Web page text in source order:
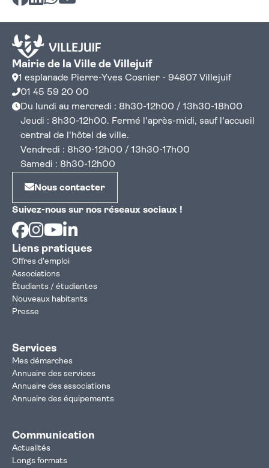
Mairie de la Ville de Villejuif
1 esplanade Pierre-Yves Cosnier - 94807 Villejuif
01 45 59 20 00
Du lundi au mercredi : 8h30-12h00 / 13h30-18h00
Jeudi : 8h30-12h00. Fermé l'après-midi, sauf l'accueil
central de l'hôtel de ville.
Vendredi : 8h30-12h00 / 13h30-17h00
Samedi : 8h30-12h00
Nous contacter
Suivez-nous sur nos réseaux sociaux !
Facebook
Instagram
Youtube
Liens pratiques
Offres d'emploi
Associations
Étudiants / étudiantes
Nouveaux habitants
Presse
Services
Mes démarches
Annuaire des services
Annuaire des associations
Annuaire des équipements
Communication
Actualités
Longs formats